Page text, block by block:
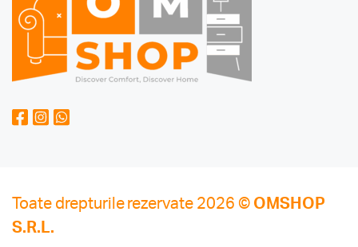
Toate drepturile rezervate 2026 © OMSHOP
S.R.L.